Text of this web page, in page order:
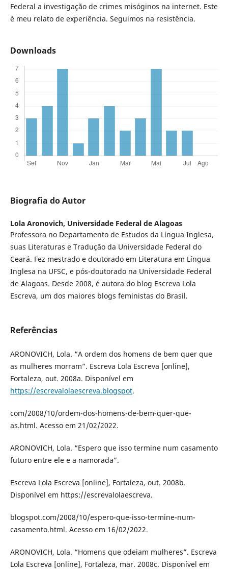
Federal a investigação de crimes misóginos na internet. Este
é meu relato de experiência. Seguimos na resistência.
Downloads
Biografia do Autor
Lola Aronovich, Universidade Federal de Alagoas
Professora no Departamento de Estudos da Língua Inglesa,
suas Literaturas e Tradução da Universidade Federal do
Ceará. Fez mestrado e doutorado em Literatura em Língua
Inglesa na UFSC, e pós-doutorado na Universidade Federal
de Alagoas. Desde 2008, é autora do blog Escreva Lola
Escreva, um dos maiores blogs feministas do Brasil.
Referências
ARONOVICH, Lola. “A ordem dos homens de bem quer que
as mulheres morram”. Escreva Lola Escreva [online],
Fortaleza, out. 2008a. Disponível em
https://escrevalolaescreva.blogspot.
com/2008/10/ordem-dos-homens-de-bem-quer-que-
as.html. Acesso em 21/02/2022.
ARONOVICH, Lola. “Espero que isso termine num casamento
futuro entre ele e a namorada”.
Escreva Lola Escreva [online], Fortaleza, out. 2008b.
Disponível em https://escrevalolaescreva.
blogspot.com/2008/10/espero-que-isso-termine-num-
casamento.html. Acesso em 16/02/2022.
ARONOVICH, Lola. “Homens que odeiam mulheres”. Escreva
Lola Escreva [online], Fortaleza, mar. 2008c. Disponível em